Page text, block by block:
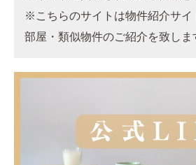
※こちらのサイトは物件紹介サ
部屋・類似物件のご紹介を致しま